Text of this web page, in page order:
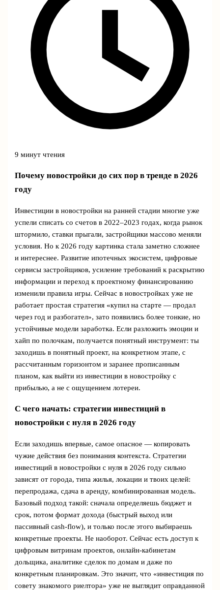
9 минут чтения
Почему новостройки до сих пор в тренде в 2026
году
Инвестиции в новостройки на ранней стадии многие уже
успели списать со счетов в 2022–2023 годах, когда рынок
штормило, ставки прыгали, застройщики массово меняли
условия. Но к 2026 году картинка стала заметно сложнее
и интереснее. Развитие ипотечных экосистем, цифровые
сервисы застройщиков, усиление требований к раскрытию
информации и переход к проектному финансированию
изменили правила игры. Сейчас в новостройках уже не
работает простая стратегия «купил на старте — продал
через год и разбогател», зато появились более тонкие, но
устойчивые модели заработка. Если разложить эмоции и
хайп по полочкам, получается понятный инструмент: ты
заходишь в понятный проект, на конкретном этапе, с
рассчитанным горизонтом и заранее прописанным
планом, как выйти из инвестиции в новостройку с
прибылью, а не с ощущением лотереи.
С чего начать: стратегии инвестиций в
новостройки с нуля в 2026 году
Если заходишь впервые, самое опасное — копировать
чужие действия без понимания контекста. Стратегии
инвестиций в новостройки с нуля в 2026 году сильно
зависят от города, типа жилья, локации и твоих целей:
перепродажа, сдача в аренду, комбинированная модель.
Базовый подход такой: сначала определяешь бюджет и
срок, потом формат дохода (быстрый выход или
пассивный cash-flow), и только после этого выбираешь
конкретные проекты. Не наоборот. Сейчас есть доступ к
цифровым витринам проектов, онлайн-кабинетам
дольщика, аналитике сделок по домам и даже по
конкретным планировкам. Это значит, что «инвестиция по
совету знакомого риелтора» уже не выглядит оправданной